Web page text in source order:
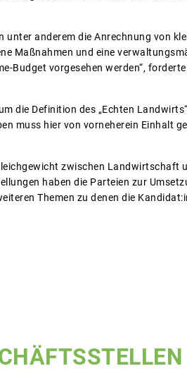
unter anderem die Anrechnung von
Maßnahmen und eine
Budget vorgesehen werden“,
die Definition des „Echten
muss hier von vorneherein Einhalt
zwischen Landwirtschaft
haben die Parteien zur
Themen zu denen die